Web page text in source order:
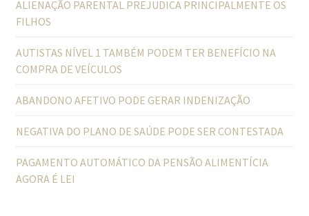
ALIENAÇÃO PARENTAL PREJUDICA PRINCIPALMENTE OS
FILHOS
AUTISTAS NÍVEL 1 TAMBÉM PODEM TER BENEFÍCIO NA
COMPRA DE VEÍCULOS
ABANDONO AFETIVO PODE GERAR INDENIZAÇÃO
NEGATIVA DO PLANO DE SAÚDE PODE SER CONTESTADA
PAGAMENTO AUTOMÁTICO DA PENSÃO ALIMENTÍCIA
AGORA É LEI